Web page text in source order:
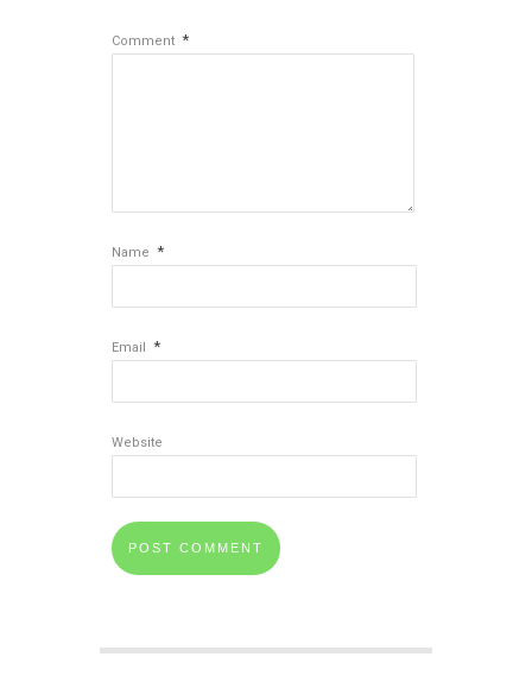
Comment *
Name *
Email *
Website